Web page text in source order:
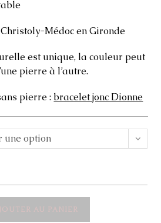
Médoc en Gironde
est unique, la couleur peut
pierre à l’autre.
pierre : bracelet jonc Dionne
une option
AU PANIER